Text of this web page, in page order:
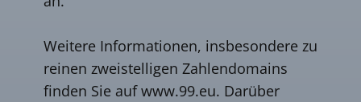
Weitere Informationen, insbesondere zu
reinen zweistelligen Zahlendomains
finden Sie auf www.99.eu. Darüber